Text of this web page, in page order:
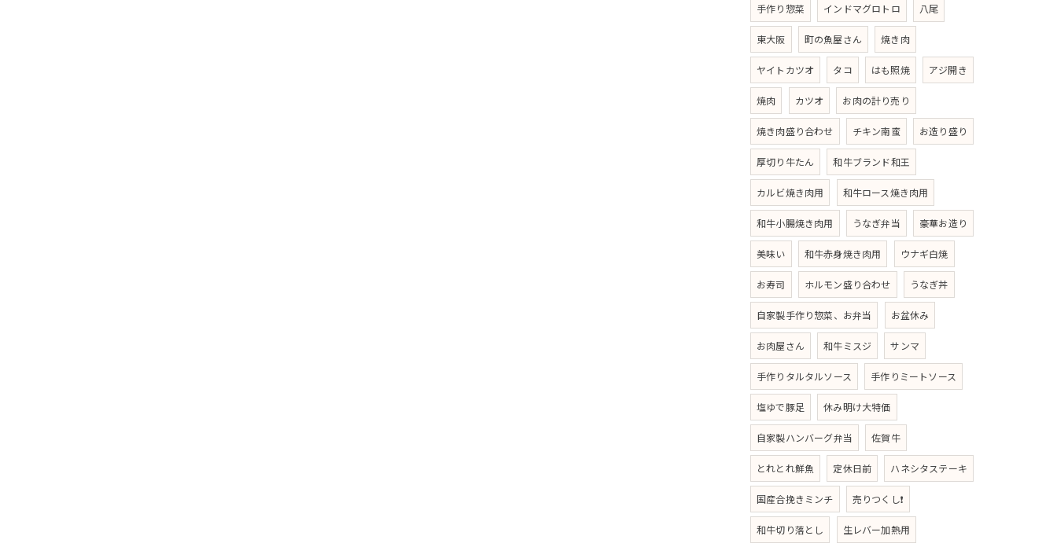
手作り惣菜 インドマグロトロ 八尾
東大阪 町の魚屋さん 焼き肉
ヤイトカツオ タコ はも照焼 アジ開き
焼肉 カツオ お肉の計り売り
焼き肉盛り合わせ チキン南蛮 お造り盛り
厚切り牛たん 和牛ブランド和王
カルビ焼き肉用 和牛ロース焼き肉用
和牛小腸焼き肉用 うなぎ弁当 豪華お造り
美味い 和牛赤身焼き肉用 ウナギ白焼
お寿司 ホルモン盛り合わせ うなぎ丼
自家製手作り惣菜、お弁当 お盆休み
お肉屋さん 和牛ミスジ サンマ
手作りタルタルソース 手作りミートソース
塩ゆで豚足 休み明け大特価
自家製ハンバーグ弁当 佐賀牛
とれとれ鮮魚 定休日前 ハネシタステーキ
国産合挽きミンチ 売りつくし❗
和牛切り落とし 生レバー加熱用